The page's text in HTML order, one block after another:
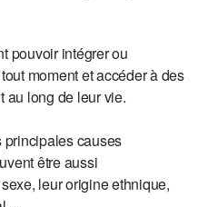
pouvoir intégrer ou
moment et accéder à des
au long de leur vie.
principales causes
être aussi
leur origine ethnique,